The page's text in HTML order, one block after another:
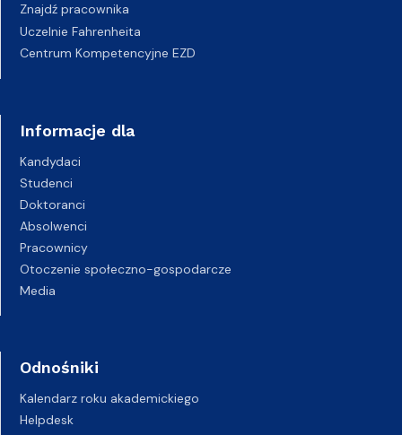
Znajdź pracownika
Uczelnie Fahrenheita
Centrum Kompetencyjne EZD
Informacje dla
Kandydaci
Studenci
Doktoranci
Absolwenci
Pracownicy
Otoczenie społeczno-gospodarcze
Media
Odnośniki
Kalendarz roku akademickiego
Helpdesk